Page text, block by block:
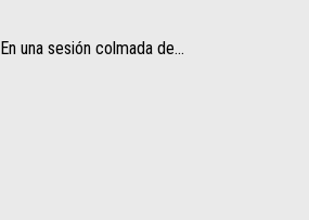
una sesión colmada de...